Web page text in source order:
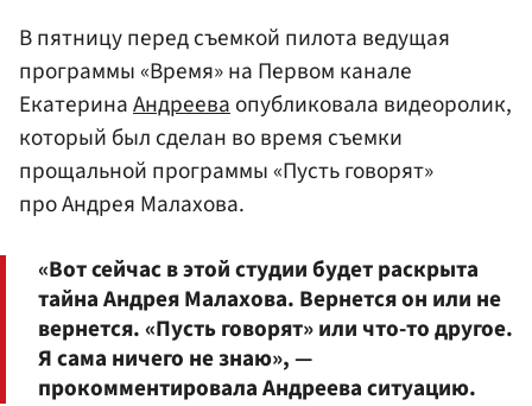
В пятницу перед съемкой пилота ведущая
программы «Время» на Первом канале
ЕкатеринаАндрееваопубликовала видеоролик,
который был сделан во время съемки
прощальной программы «Пусть говорят»
про Андрея Малахова.
«Вот сейчас в этой студии будет раскрыта
тайна Андрея Малахова. Вернется он или не
вернется. «Пусть говорят» или что-то другое.
Я сама ничего не знаю», —
прокомментировала Андреева ситуацию.